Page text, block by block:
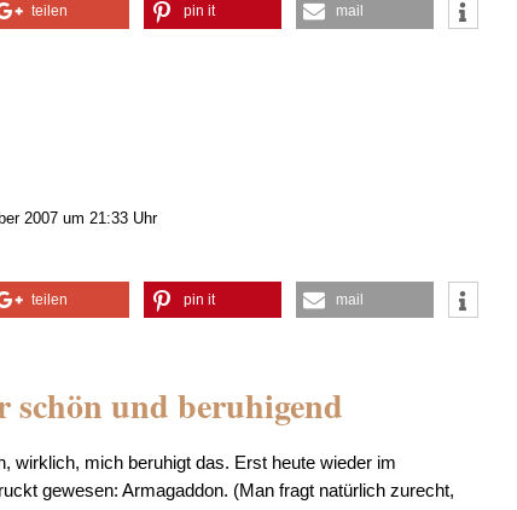
teilen pin it mail
2007 um 21:33 Uhr
teilen pin it mail
schön und beruhigend
wirklich, mich beruhigt das. Erst heute wieder im
gewesen: Armagaddon. (Man fragt natürlich zurecht,